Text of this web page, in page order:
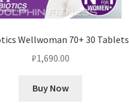
Wellwoman 70+ 30 Tablets
₽1,690.00
Buy Now